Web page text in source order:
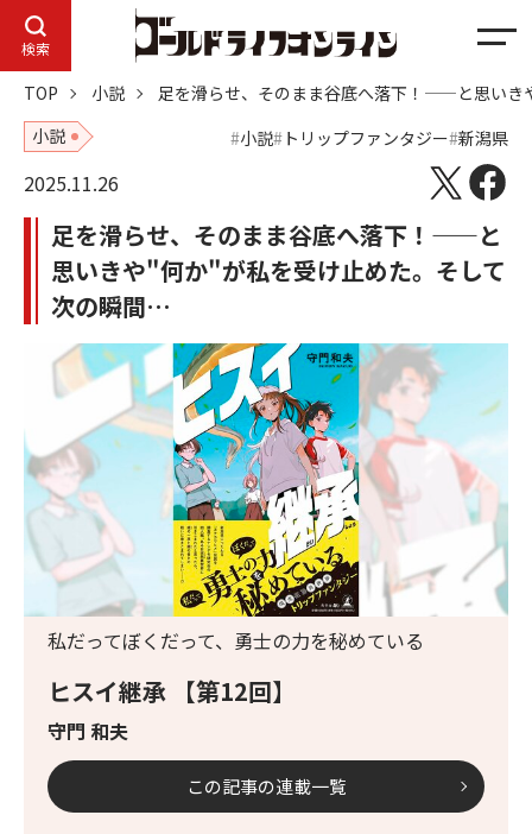
検索
メ
ュ
ー
TOP 小説
足を滑らせ、そのまま谷底へ落下！——と思い
小説
小説 トリップファンタジー 新潟県
2025.11.26
足を滑らせ、そのまま谷底へ落下！——と
思いきや"何か"が私を受け止めた。そして
次の瞬間…
ヒスイ継承 【第12回】
守門 和夫
私だってぼくだって、勇士の力を秘めている
この記事の連載一覧